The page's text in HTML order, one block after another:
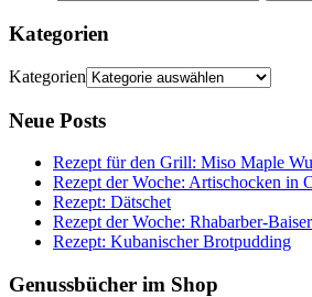
Kategorien
Kategorien
Neue Posts
Rezept für den Grill: Miso Maple
Rezept der Woche: Artischocken in
Rezept: Dätschet
Rezept der Woche: Rhabarber-
Rezept: Kubanischer Brotpudding
Genussbücher im Shop